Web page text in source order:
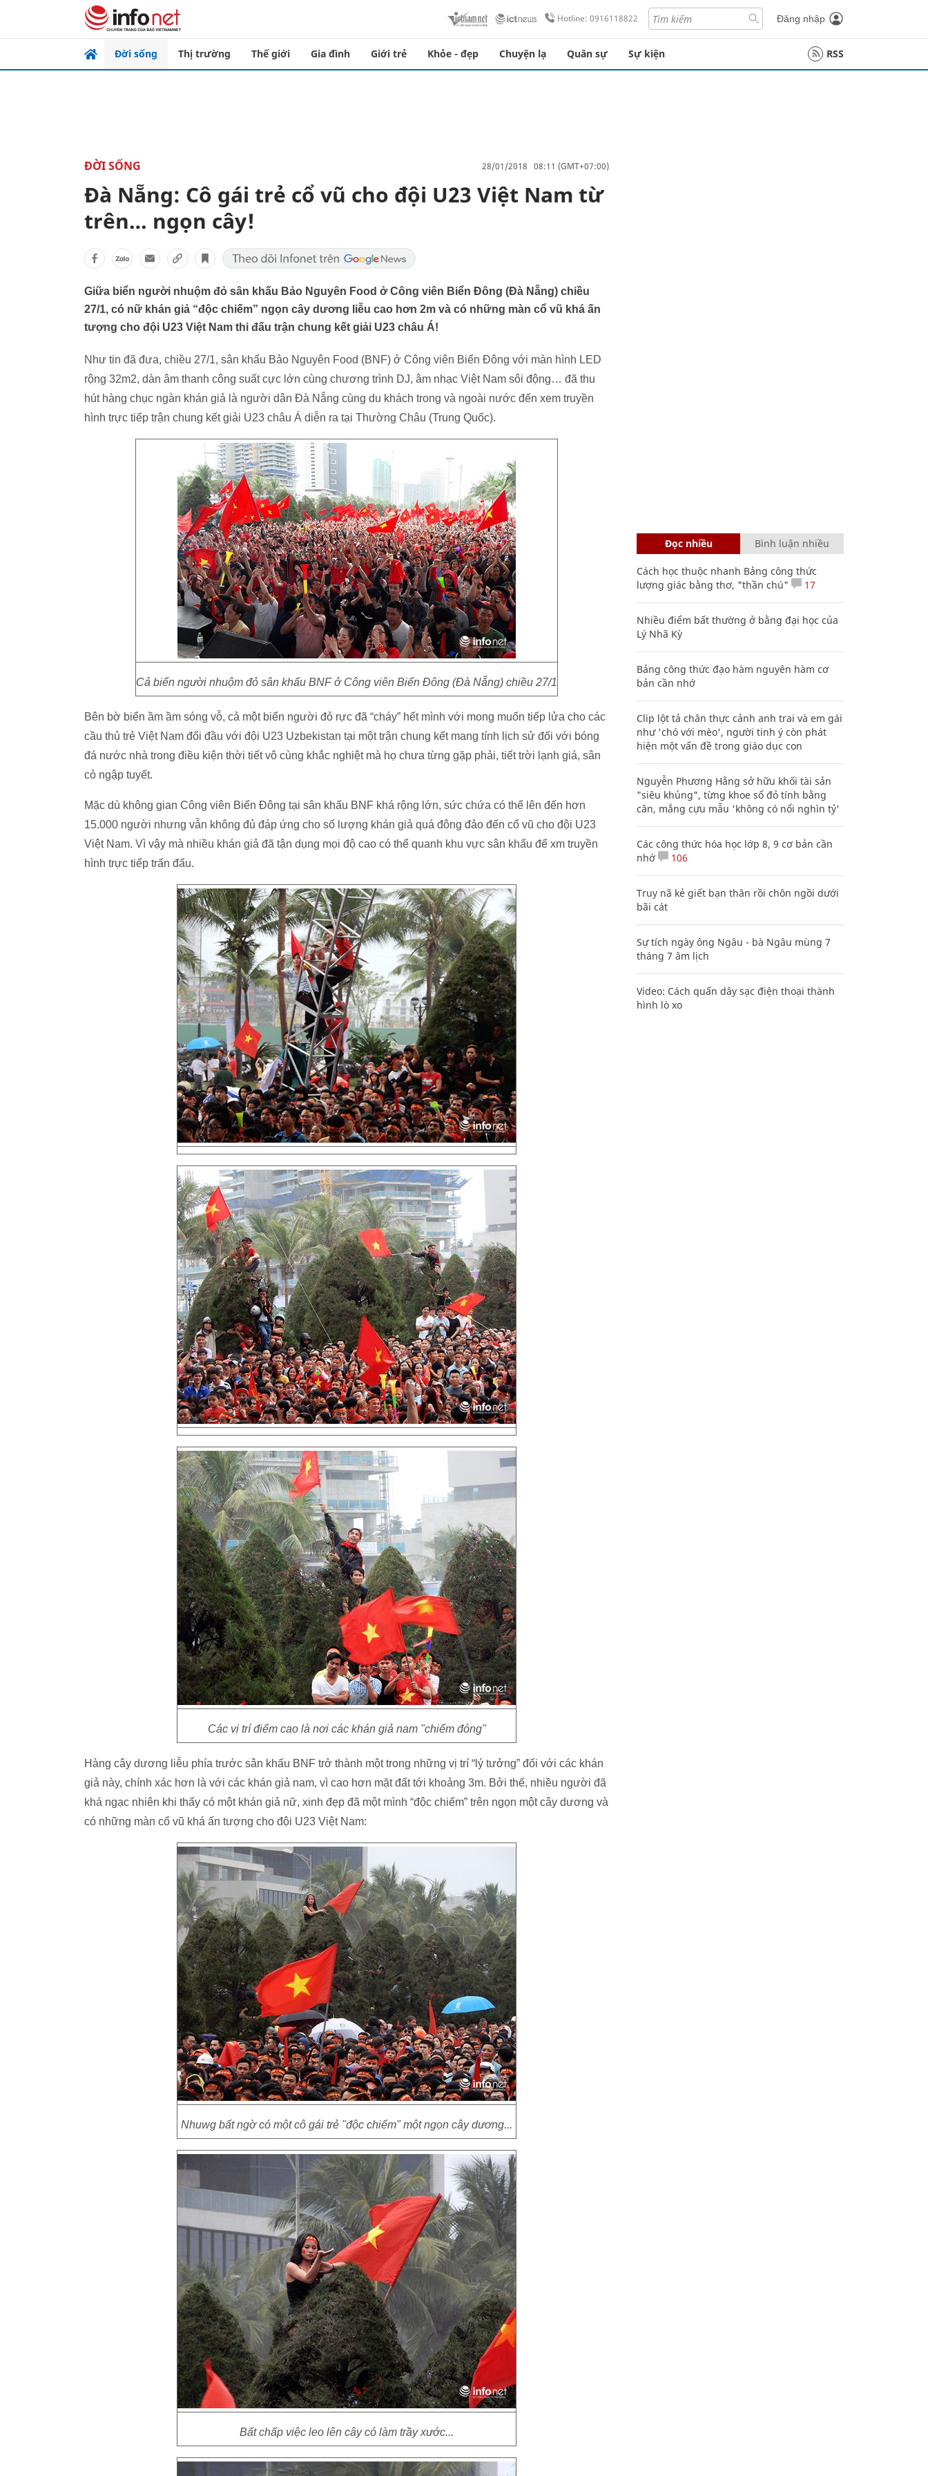
Hotline: 0916118822 Đăng nhập
Đời sống Thị trường Thế giới Gia đình Giới trẻ Khỏe - đẹp Chuyện lạ Quân sự Sự kiện RSS
ĐỜI SỐNG 28/01/2018 08:11 (GMT+07:00)
Đà Nẵng: Cô gái trẻ cổ vũ cho đội U23 Việt Nam từ
trên… ngọn cây!
Giữa biển người nhuộm đỏ sân khấu Bảo Nguyên Food ở Công viên Biển Đông (Đà Nẵng) chiều
27/1, có nữ khán giả “độc chiếm” ngọn cây dương liễu cao hơn 2m và có những màn cổ vũ khá ấn
tượng cho đội U23 Việt Nam thi đấu trận chung kết giải U23 châu Á!
Như tin đã đưa, chiều 27/1, sân khấu Bảo Nguyên Food (BNF) ở Công viên Biển Đông với màn hình LED
rộng 32m2, dàn âm thanh công suất cực lớn cùng chương trình DJ, âm nhạc Việt Nam sôi động… đã thu
hút hàng chục ngàn khán giả là người dân Đà Nẵng cùng du khách trong và ngoài nước đến xem truyền
hình trực tiếp trận chung kết giải U23 châu Á diễn ra tại Thường Châu (Trung Quốc).
Cả biển người nhuộm đỏ sân khấu BNF ở Công viên Biển Đông (Đà Nẵng) chiều 27/1
Bên bờ biển ầm ầm sóng vỗ, cả một biển người đỏ rực đã “cháy” hết mình với mong muốn tiếp lửa cho các
cầu thủ trẻ Việt Nam đối đầu với đội U23 Uzbekistan tại một trận chung kết mang tính lịch sử đối với bóng
đá nước nhà trong điều kiện thời tiết vô cùng khắc nghiệt mà họ chưa từng gặp phải, tiết trời lạnh giá, sân
cỏ ngập tuyết.
Mặc dù không gian Công viên Biển Đông tại sân khấu BNF khá rộng lớn, sức chứa có thể lên đến hơn
15.000 người nhưng vẫn không đủ đáp ứng cho số lượng khán giả quá đông đảo đến cổ vũ cho đội U23
Việt Nam. Vì vậy mà nhiều khán giả đã tận dụng mọi độ cao có thể quanh khu vực sân khấu để xm truyền
hình trực tiếp trấn đấu.
Các vị trí điểm cao là nơi các khán giả nam "chiếm đóng"
Hàng cây dương liễu phía trước sân khấu BNF trở thành một trong những vị trí “lý tưởng” đối với các khán
giả này, chính xác hơn là với các khán giả nam, vì cao hơn mặt đất tới khoảng 3m. Bởi thế, nhiều người đã
khá ngạc nhiên khi thấy có một khán giả nữ, xinh đẹp đã một mình “độc chiếm” trên ngọn một cây dương và
có những màn cổ vũ khá ấn tượng cho đội U23 Việt Nam:
Nhuwg bất ngờ có một cô gái trẻ "độc chiếm" một ngọn cây dương...
Bất chấp việc leo lên cây có làm trầy xước...
Đọc nhiều Bình luận nhiều
Cách học thuộc nhanh Bảng công thức
lượng giác bằng thơ, "thần chú"
17
Nhiều điểm bất thường ở bằng đại học của
Lý Nhã Kỳ
Bảng công thức đạo hàm nguyên hàm cơ
bản cần nhớ
Clip lột tả chân thực cảnh anh trai và em gái
như 'chó với mèo', người tinh ý còn phát
hiện một vấn đề trong giáo dục con
Nguyễn Phương Hằng sở hữu khối tài sản
"siêu khủng", từng khoe sổ đỏ tính bằng
cân, mắng cựu mẫu 'không có nổi nghìn tỷ'
Các công thức hóa học lớp 8, 9 cơ bản cần
nhớ
106
Truy nã kẻ giết bạn thân rồi chôn ngồi dưới
bãi cát
Sự tích ngày ông Ngâu - bà Ngâu mùng 7
tháng 7 âm lịch
Video: Cách quấn dây sạc điện thoại thành
hình lò xo